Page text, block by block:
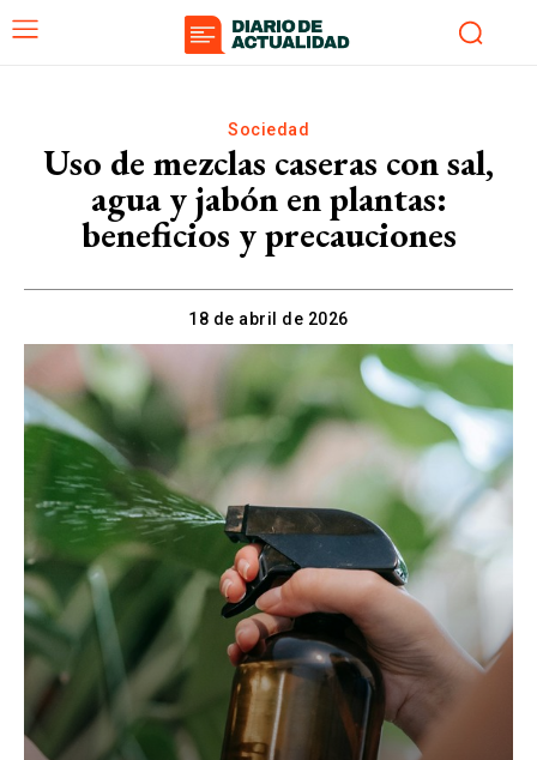
Sociedad
Uso de mezclas caseras con sal,
agua y jabón en plantas:
beneficios y precauciones
18 de abril de 2026